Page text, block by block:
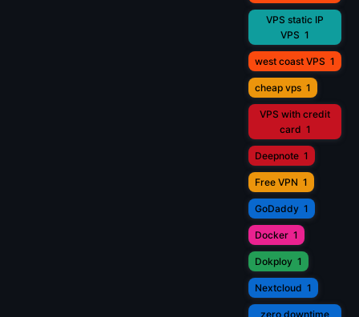
VPS static IP
VPS 1
west coast VPS 1
cheap vps 1
VPS with credit
card 1
Deepnote 1
Free VPN 1
GoDaddy 1
Docker 1
Dokploy 1
Nextcloud 1
zero downtime